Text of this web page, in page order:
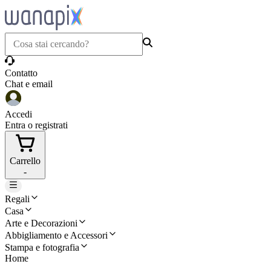
Contatto
Chat e email
Accedi
Entra o registrati
Carrello
-
Regali
Casa
Arte e Decorazioni
Abbigliamento e Accessori
Stampa e fotografia
Home